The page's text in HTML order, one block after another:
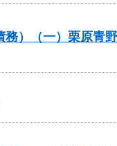
務）（一）栗原